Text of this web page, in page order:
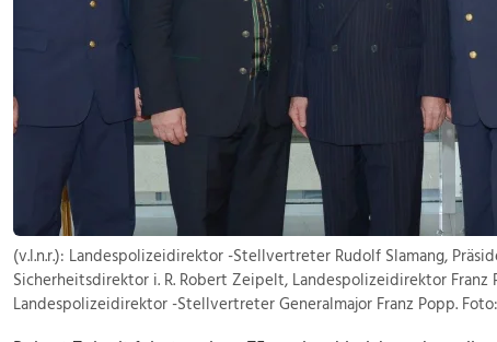
(v.l.n.r.): Landespolizeidirektor -Stellvertreter Rudolf Slamang,
Sicherheitsdirektor i. R. Robert Zeipelt, Landespolizeidirektor Franz
Landespolizeidirektor -Stellvertreter Generalmajor Franz Popp.